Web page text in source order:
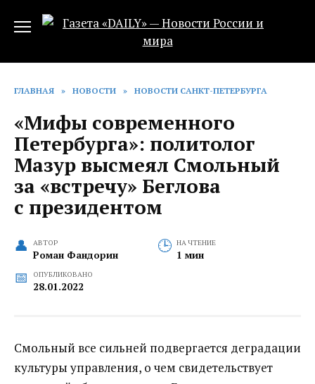
ГЛАВНАЯ » НОВОСТИ » НОВОСТИ САНКТ-ПЕТЕРБУРГА
«Мифы современного
Петербурга»: политолог
Мазур высмеял Смольный
за «встречу» Беглова
с президентом
АВТОР
Роман Фандорин
НА ЧТЕНИЕ
1 мин
ОПУБЛИКОВАНО
28.01.2022
Смольный все сильней подвергается деградации
культуры управления, о чем свидетельствует